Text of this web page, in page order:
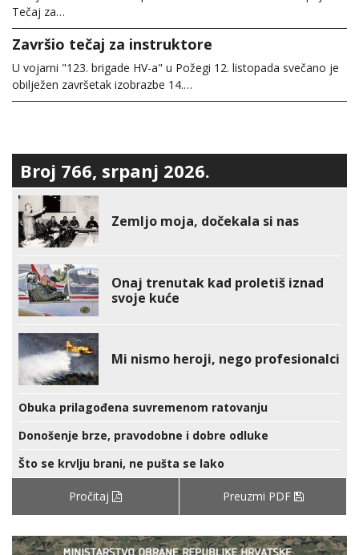
Tečaj za…
Završio tečaj za instruktore
U vojarni "123. brigade HV-a" u Požegi 12. listopada svečano je
obilježen završetak izobrazbe 14.…
Broj 766, srpanj 2026.
Zemljo moja, dočekala si nas
Onaj trenutak kad proletiš iznad
svoje kuće
Mi nismo heroji, nego profesionalci
Obuka prilagođena suvremenom ratovanju
Donošenje brze, pravodobne i dobre odluke
Što se krvlju brani, ne pušta se lako
Pročitaj Preuzmi PDF